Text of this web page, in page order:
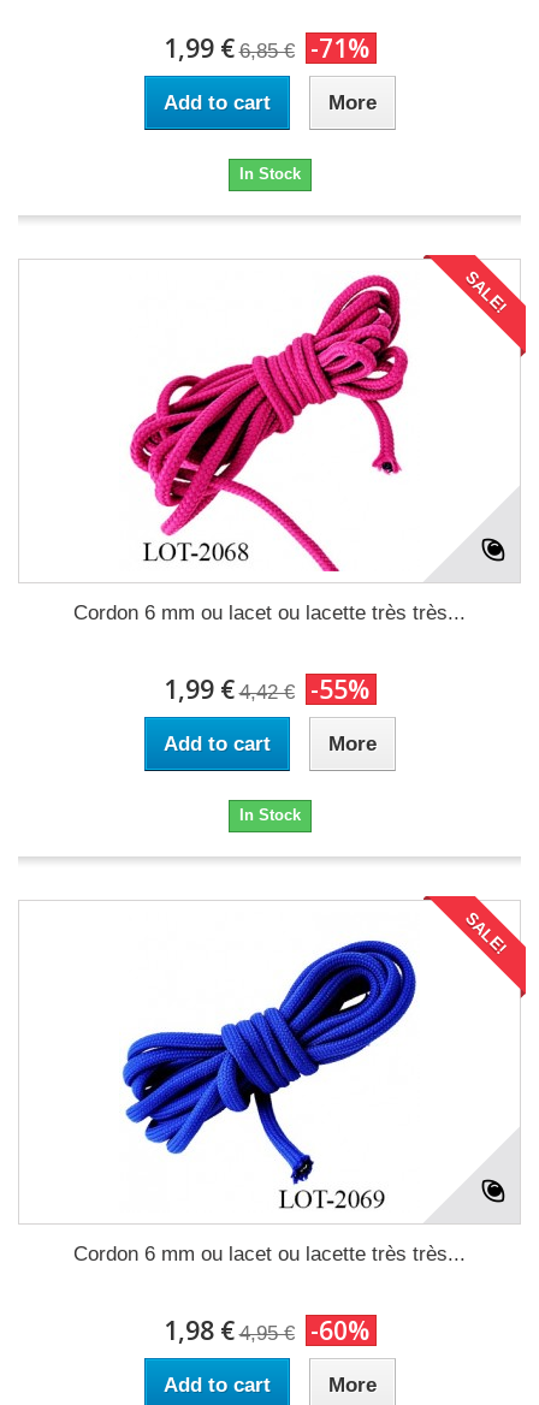
1,99 € 6,85 € -71%
Add to cart More
In Stock
SALE!
Cordon 6 mm ou lacet ou lacette très très...
1,99 € 4,42 € -55%
Add to cart More
In Stock
SALE!
Cordon 6 mm ou lacet ou lacette très très...
1,98 € 4,95 € -60%
Add to cart More